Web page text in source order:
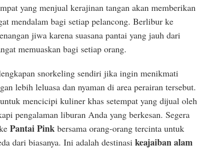
yang menjual kerajinan tangan akan memberikan
mendalam bagi setiap pelancong. Berlibur ke
jiwa karena suasana pantai yang jauh dari
memuaskan bagi setiap orang.
snorkeling sendiri jika ingin menikmati
lebih leluasa dan nyaman di area perairan tersebut.
mencicipi kuliner khas setempat yang dijual oleh
pengalaman liburan Anda yang berkesan. Segera
Pantai Pink bersama orang-orang tercinta untuk
dari biasanya. Ini adalah destinasi keajaiban alam